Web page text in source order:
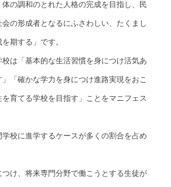
の調和のとれた人格の完成を目指し、民
の形成者となるにふさわしい、たくまし
期する」です。
は「基本的な生活習慣を身につけ活気あ
「確かな学力を身につけ進路実現をおこ
育てる学校を目指す」ことをマニフェス
校に進学するケースが多くの割合を占め
け、将来専門分野で働こうとする生徒が